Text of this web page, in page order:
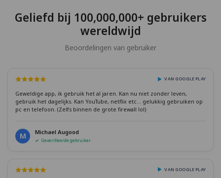
Geliefd bij 100,000,000+ gebruikers
wereldwijd
Beoordelingen van gebruiker
VAN GOOGLE PLAY
Geweldige app, ik gebruik het al jaren. Kan nu niet zonder leven,
gebruik het dagelijks. Kan YouTube, netflix etc... gelukkig gebruiken op
pc en telefoon. (Zelfs binnen de grote firewall lol)
M Michael Augood
Geverifieerde gebruiker
VAN GOOGLE PLAY